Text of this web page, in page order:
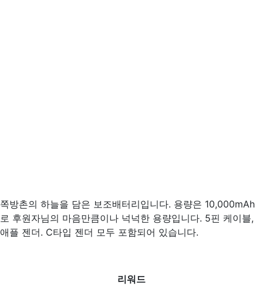
쪽방촌의 하늘을 담은 보조배터리입니다. 용량은 10,000mAh
로 후원자님의 마음만큼이나 넉넉한 용량입니다. 5핀 케이블,
애플 젠더. C타입 젠더 모두 포함되어 있습니다.
리워드